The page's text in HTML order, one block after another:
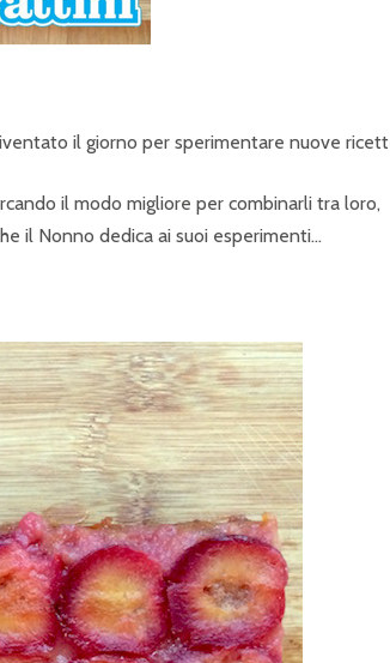
il giorno per sperimentare nuove
il modo migliore per combinarli tra loro,
il Nonno dedica ai suoi esperimenti…